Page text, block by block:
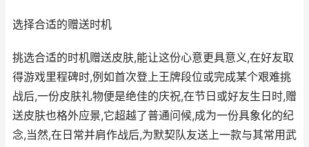
选择合适的赠送时机
挑选合适的时机赠送皮肤,能让这份心意更具意义,在好友取
得游戏里程碑时,例如首次登上王牌段位或完成某个艰难挑
战后,一份皮肤礼物便是绝佳的庆祝,在节日或好友生日时,赠
送皮肤也格外应景,它超越了普通问候,成为一份具象化的纪
念,当然,在日常并肩作战后,为默契队友送上一款与其常用武